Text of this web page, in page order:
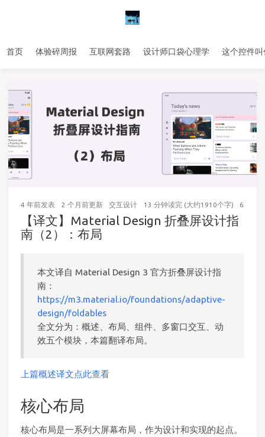
首页 体验碎周报 互联网套路 设计师口袋心理学 这个控件叫
4 年前发表 2 个月前更新 交互设计 13 分钟读完 (大约1910个字) 66
【译文】Material Design 折叠屏设计指
南（2）：布局
本文译自 Material Design 3 官方折叠屏设计指
南：
https://m3.material.io/foundations/adaptive-
design/foldables
全文分为：概述、布局、组件、多窗口交互、动
效五个模块，本篇翻译布局。
上篇概述译文点此查看
核心布局
核心布局是一系列大屏幕布局，作为设计和实现的起点。